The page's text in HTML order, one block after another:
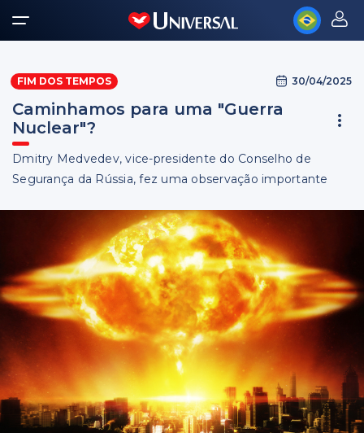
FIM DOS TEMPOS 30/04/2025
Caminhamos para uma "Guerra
Nuclear"?
Dmitry Medvedev, vice-presidente do Conselho de
Segurança da Rússia, fez uma observação importante